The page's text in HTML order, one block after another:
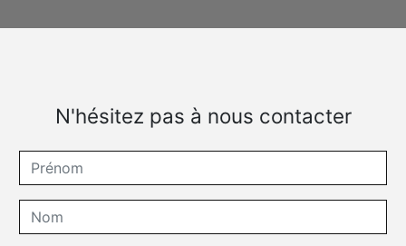
N'hésitez pas à nous contacter